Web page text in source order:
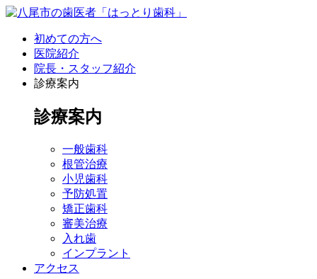
初めての方へ
医院紹介
院長・スタッフ紹介
診療案内
診療案内
一般歯科
根管治療
小児歯科
予防処置
矯正歯科
審美治療
入れ歯
インプラント
アクセス